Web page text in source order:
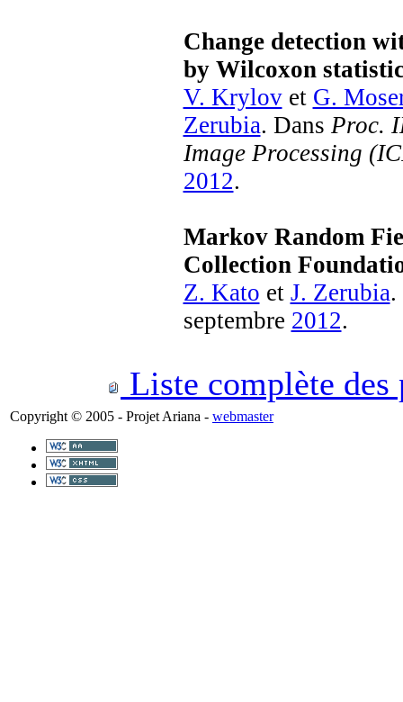
Change detection
by Wilcoxon
V. Krylovet G.
Zerubia. Dans Proc.
Image Processing
2012.
Markov Random
Collection
Z. Kato et J. Zerubia.
septembre 2012.
Liste complète
Copyright © 2005 - Projet Ariana - webmaster